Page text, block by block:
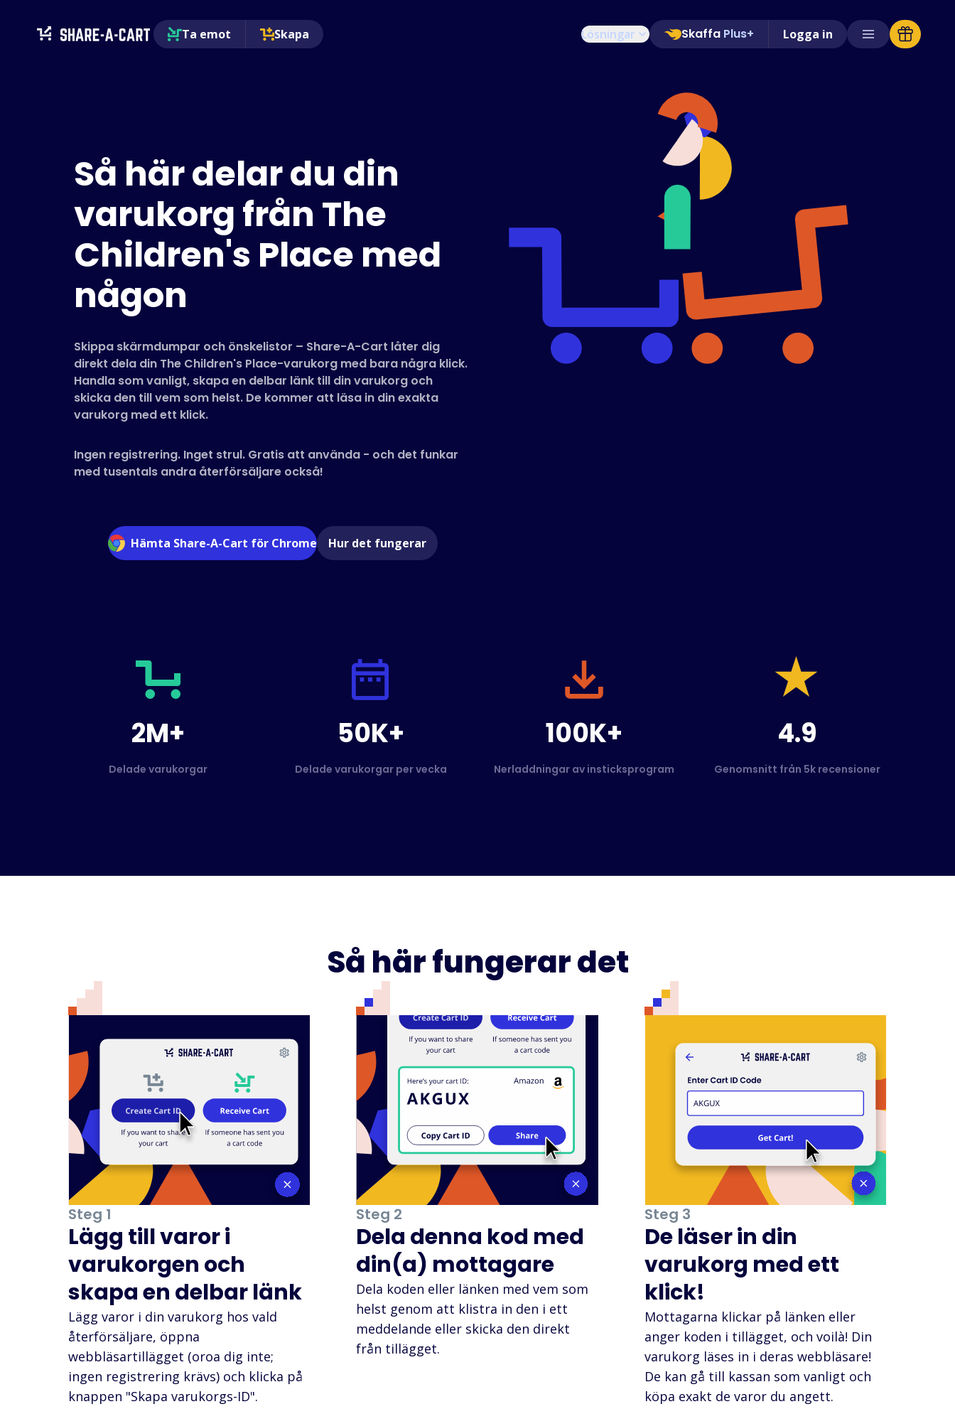
Ta emot Skapa Lösningar Skaffa Plus+ Logga in
Svenska (Swedish)
Så här delar du din
varukorg från The
Children's Place med
någon
Skippa skärmdumpar och önskelistor – Share-A-Cart låter dig
direkt dela din The Children's Place-varukorg med bara några klick.
Handla som vanligt, skapa en delbar länk till din varukorg och
skicka den till vem som helst. De kommer att läsa in din exakta
varukorg med ett klick.
Ingen registrering. Inget strul. Gratis att använda - och det funkar
med tusentals andra återförsäljare också!
Hämta Share-A-Cart för Chrome Hur det fungerar
2M+
Delade varukorgar
50K+
Delade varukorgar per vecka
100K+
Nerladdningar av insticksprogram
4.9
Genomsnitt från 5k recensioner
Så här fungerar det
Steg 1
Lägg till varor i
varukorgen och
skapa en delbar länk
Lägg varor i din varukorg hos vald
återförsäljare, öppna
webbläsartillägget (oroa dig inte;
ingen registrering krävs) och klicka på
knappen "Skapa varukorgs-ID".
Steg 2
Dela denna kod med
din(a) mottagare
Dela koden eller länken med vem som
helst genom att klistra in den i ett
meddelande eller skicka den direkt
från tillägget.
Steg 3
De läser in din
varukorg med ett
klick!
Mottagarna klickar på länken eller
anger koden i tillägget, och voilà! Din
varukorg läses in i deras webbläsare!
De kan gå till kassan som vanligt och
köpa exakt de varor du angett.